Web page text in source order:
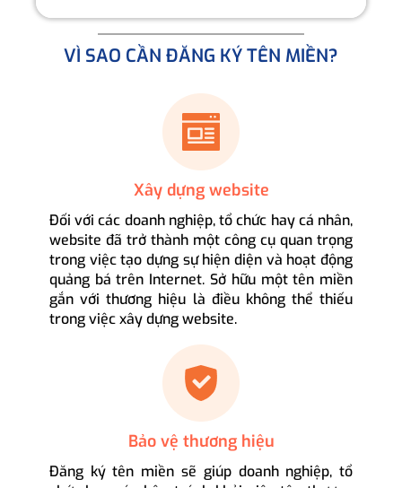
VÌ SAO CẦN ĐĂNG KÝ TÊN MIỀN?
Xây dựng website
Đối với các doanh nghiệp, tổ chức hay cá nhân,
website đã trở thành một công cụ quan trọng
trong việc tạo dựng sự hiện diện và hoạt động
quảng bá trên Internet. Sở hữu một tên miền
gắn với thương hiệu là điều không thể thiếu
trong việc xây dựng website.
Bảo vệ thương hiệu
Đăng ký tên miền sẽ giúp doanh nghiệp, tổ